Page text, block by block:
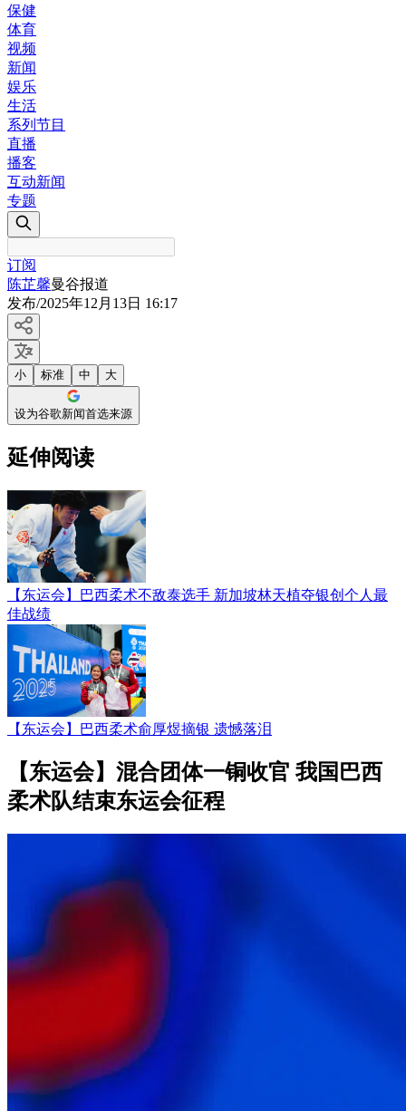
保健
体育
视频
新闻
娱乐
生活
系列节目
直播
播客
互动新闻
专题
订阅
陈芷馨曼谷报道
发布/2025年12月13日 16:17
小 标准 中 大
设为谷歌新闻首选来源
延伸阅读
【东运会】巴西柔术不敌泰选手 新加坡林天植夺银创个人最
佳战绩
【东运会】巴西柔术俞厚煜摘银 遗憾落泪
【东运会】混合团体一铜收官 我国巴西
柔术队结束东运会征程